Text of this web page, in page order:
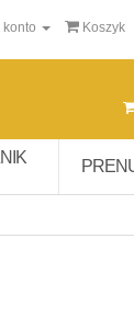
konto Koszyk